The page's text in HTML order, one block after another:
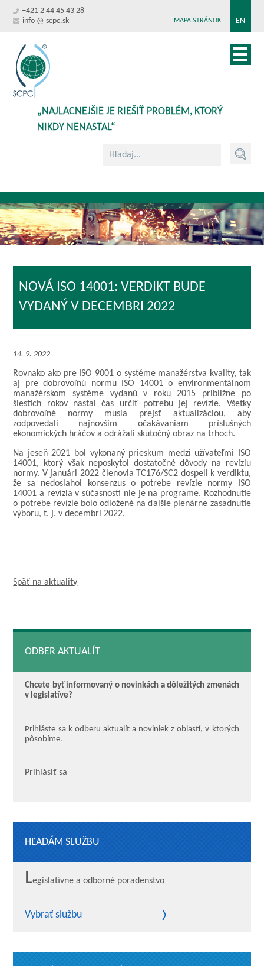
+421 2 44 45 43 28
info @ scpc.sk
EN
MAPA STRÁNOK
„NAJLACNEJŠIE JE RIEŠIŤ PROBLÉM, KTORÝ
NIKDY NENASTAL“
NOVÁ ISO 14001: VERDIKT BUDE
VYDANÝ V DECEMBRI 2022
14. 9. 2022
Rovnako ako pre ISO 9001 o systéme manažérstva kvality, tak
aj pre dobrovoľnú normu ISO 14001 o environmentálnom
manažérskom systéme vydanú v roku 2015 približne po
šiestich rokov nastal čas určiť potrebu jej revízie. Všetky
dobrovoľné normy musia prejsť aktualizáciou, aby
zodpovedali najnovším očakávaniam príslušných
ekonomických hráčov a odrážali skutočný obraz na trhoch.
Na jeseň 2021 bol vykonaný prieskum medzi užívateľmi ISO
14001, ktorý však neposkytol dostatočné dôvody na revíziu
normy. V januári 2022 členovia TC176/SC2 dospeli k verdiktu,
že sa nedosiahol konsenzus o potrebe revízie normy ISO
14001 a revízia v súčasnosti nie je na programe. Rozhodnutie
o potrebe revízie bolo odložené na ďalšie plenárne zasadnutie
výboru, t. j. v decembri 2022.
Späť na aktuality
ODBER AKTUALÍT
Chcete byť informovaný o novinkách a dôležitých zmenách
v legislatíve?
Prihláste sa k odberu aktualít a noviniek z oblastí, v ktorých
pôsobíme.
Prihlásiť sa
HĽADÁM SLUŽBU
Legislatívne a odborné poradenstvo
Vybrať službu